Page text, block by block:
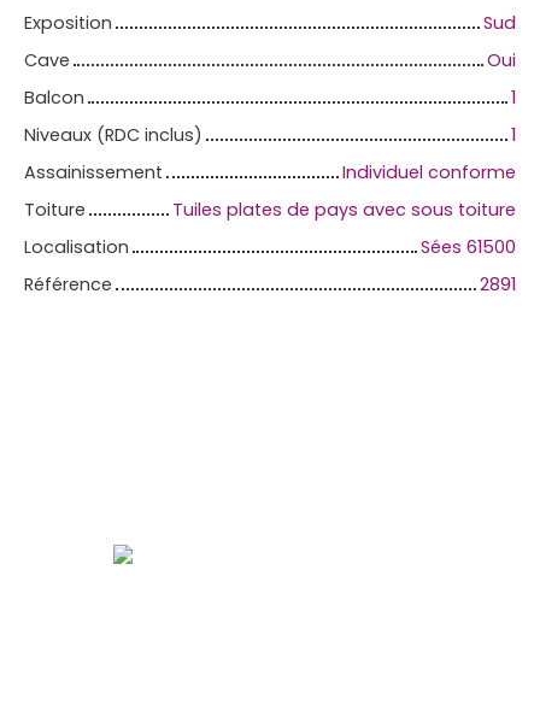
Exposition
Sud
Cave
Oui
Balcon
1
Niveaux (RDC inclus)
1
Assainissement
Individuel conforme
Toiture
Tuiles plates de pays avec sous toiture
Localisation
Sées 61500
Référence
2891